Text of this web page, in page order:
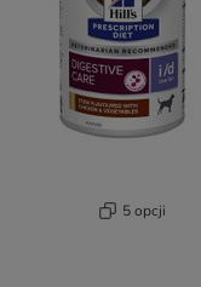
5 opcji